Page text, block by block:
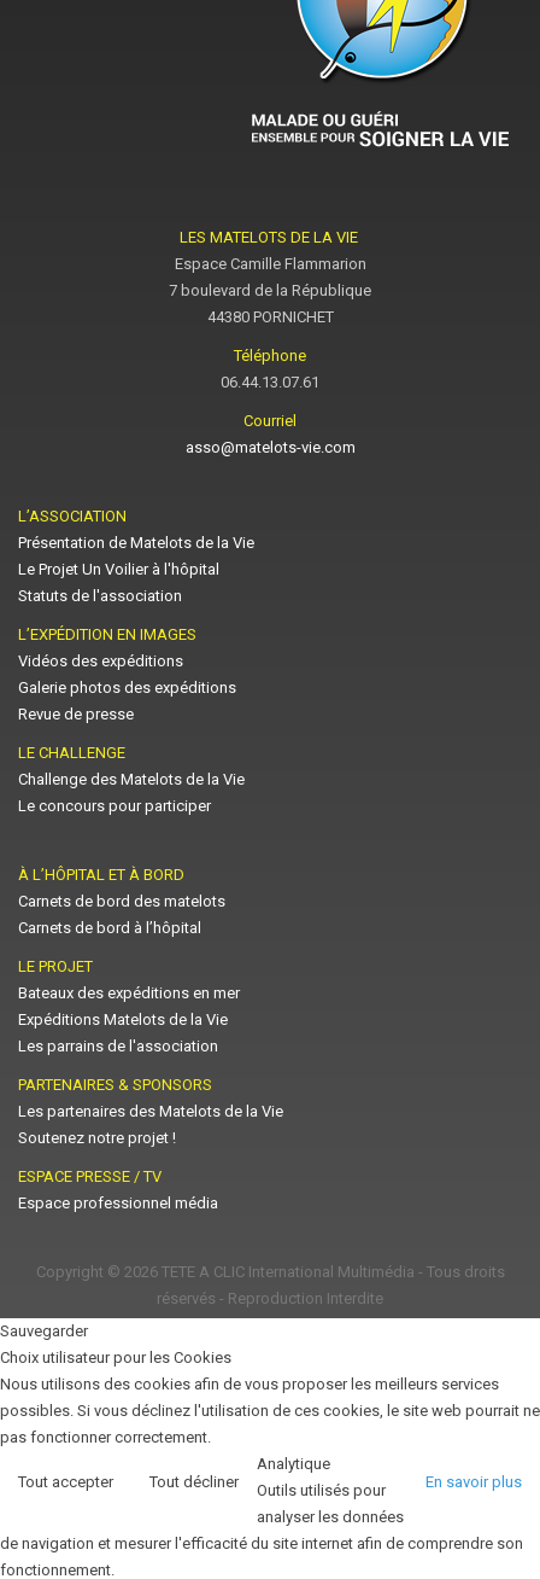
LES MATELOTS DE LA VIE
Espace Camille Flammarion
7 boulevard de la République
44380 PORNICHET
Téléphone
06.44.13.07.61
Courriel
asso@matelots-vie.com
L’ASSOCIATION
Présentation de Matelots de la Vie
Le Projet Un Voilier à l'hôpital
Statuts de l'association
L’EXPÉDITION EN IMAGES
Vidéos des expéditions
Galerie photos des expéditions
Revue de presse
LE CHALLENGE
Challenge des Matelots de la Vie
Le concours pour participer
À L’HÔPITAL ET À BORD
Carnets de bord des matelots
Carnets de bord à l’hôpital
LE PROJET
Bateaux des expéditions en mer
Expéditions Matelots de la Vie
Les parrains de l'association
PARTENAIRES & SPONSORS
Les partenaires des Matelots de la Vie
Soutenez notre projet !
ESPACE PRESSE / TV
Espace professionnel média
Copyright © 2026 TETE A CLIC International Multimédia - Tous droits
réservés - Reproduction Interdite
Sauvegarder
Choix utilisateur pour les Cookies
Nous utilisons des cookies afin de vous proposer les meilleurs services
possibles. Si vous déclinez l'utilisation de ces cookies, le site web pourrait ne
pas fonctionner correctement.
Tout accepter Tout décliner En savoir plus
Analytique
Outils utilisés pour
analyser les données
de navigation et mesurer l'efficacité du site internet afin de comprendre son
fonctionnement.